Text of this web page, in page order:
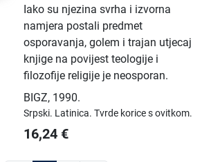
Iako su njezina svrha i izvorna
namjera postali predmet
osporavanja, golem i trajan utjecaj
knjige na povijest teologije i
filozofije religije je neosporan.
BIGZ, 1990.
Srpski. Latinica.Tvrde korice s ovitkom.
16,24 €